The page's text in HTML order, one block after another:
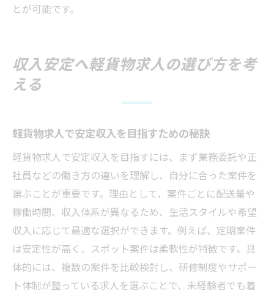
とが可能です。
収入安定へ軽貨物求人の選び方を考
える
軽貨物求人で安定収入を目指すための秘訣
軽貨物求人で安定収入を目指すには、まず業務委託や正
社員などの働き方の違いを理解し、自分に合った案件を
選ぶことが重要です。理由として、案件ごとに配送量や
稼働時間、収入体系が異なるため、生活スタイルや希望
収入に応じて最適な選択ができます。例えば、定期案件
は安定性が高く、スポット案件は柔軟性が特徴です。具
体的には、複数の案件を比較検討し、研修制度やサポー
ト体制が整っている求人を選ぶことで、未経験者でも着